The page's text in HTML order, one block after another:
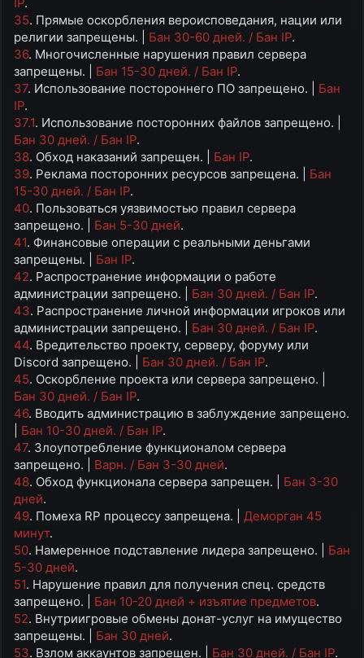
35. Прямые оскорбления вероисповедания, нации или
религии запрещены. | Бан 30-60 дней. / Бан IP.
36. Многочисленные нарушения правил сервера
запрещены. | Бан 15-30 дней. / Бан IP.
37. Использование постороннего ПО запрещено. | Бан
IP.
37.1. Использование посторонних файлов запрещено. |
Бан 30 дней. / Бан IP.
38. Обход наказаний запрещен. | Бан IP.
39. Реклама посторонних ресурсов запрещена. | Бан
15-30 дней. / Бан IP.
40. Пользоваться уязвимостью правил сервера
запрещено. | Бан 5-30 дней.
41. Финансовые операции с реальными деньгами
запрещены. | Бан IP.
42. Распространение информации о работе
администрации запрещено. | Бан 30 дней. / Бан IP.
43. Распространение личной информации игроков или
администрации запрещено. | Бан 30 дней. / Бан IP.
44. Вредительство проекту, серверу, форуму или
Discord запрещено. | Бан 30 дней. / Бан IP.
45. Оскорбление проекта или сервера запрещено. |
Бан 30 дней. / Бан IP.
46. Вводить администрацию в заблуждение запрещено.
Бан 10-30 дней. / Бан IP.
47. Злоупотребление функционалом сервера
запрещено. | Варн. / Бан 3-30 дней.
48. Обход функционала сервера запрещен. | Бан 3-30
дней.
49. Помеха RP процессу запрещена. | Деморган 45
минут.
50. Намеренное подставление лидера запрещено. | Бан
5-30 дней.
51. Нарушение правил для получения спец. средств
запрещено. | Бан 10-20 дней + изъятие предметов.
52. Внутриигровые обмены донат-услуг на имущество
запрещены. | Бан 30 дней.
53. Взлом аккаунтов запрещен. | Бан 30 дней. / Бан IP.